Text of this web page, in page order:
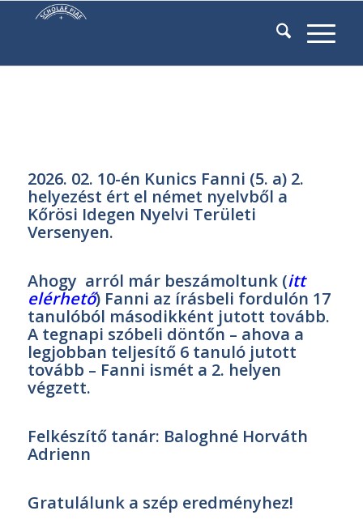
2026. 02. 10-én Kunics Fanni (5. a) 2.
helyezést ért el német nyelvből a
Kőrösi Idegen Nyelvi Területi
Versenyen.
Ahogy arról már beszámoltunk (itt
elérhető) Fanni az írásbeli fordulón 17
tanulóból másodikként jutott tovább.
A tegnapi szóbeli döntőn – ahova a
legjobban teljesítő 6 tanuló jutott
tovább – Fanni ismét a 2. helyen
végzett.
Felkészítő tanár: Baloghné Horváth
Adrienn
Gratulálunk a szép eredményhez!